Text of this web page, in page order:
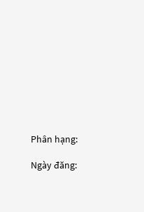
Phân hạng:
Ngày đăng: